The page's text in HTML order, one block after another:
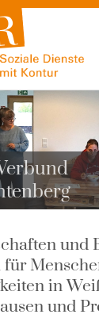
Soziale
Dienste mit
Kontur
und
in
und